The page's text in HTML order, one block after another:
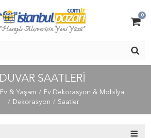
0
DUVAR SAATLERI
Ev & Yaşam
Ev Dekorasyon & Mobilya
Dekorasyon
Saatler